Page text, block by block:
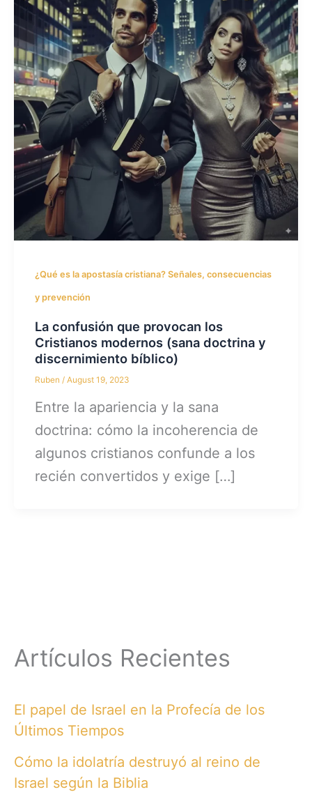
¿Qué es la apostasía cristiana? Señales, consecuencias
y prevención
La confusión que provocan los
Cristianos modernos (sana doctrina y
discernimiento bíblico)
Ruben/August 19, 2023
Entre la apariencia y la sana
doctrina: cómo la incoherencia de
algunos cristianos confunde a los
recién convertidos y exige […]
Artículos Recientes
El papel de Israel en la Profecía de los
Últimos Tiempos
Cómo la idolatría destruyó al reino de
Israel según la Biblia